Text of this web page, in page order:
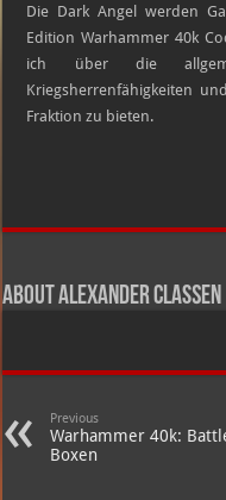
Die Dark Angel werden
Edition Warhammer 40k
ich über die
Kriegsherrenfähigkeiten
Fraktion zu bieten.
About Alexander Claßen
Previous
Warhammer 40k:
Boxen